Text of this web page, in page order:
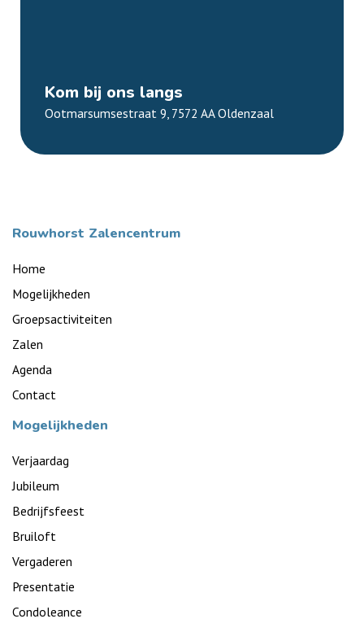
Kom bij ons langs
Ootmarsumsestraat 9, 7572 AA Oldenzaal
Rouwhorst Zalencentrum
Home
Mogelijkheden
Groepsactiviteiten
Zalen
Agenda
Contact
Mogelijkheden
Verjaardag
Jubileum
Bedrijfsfeest
Bruiloft
Vergaderen
Presentatie
Condoleance